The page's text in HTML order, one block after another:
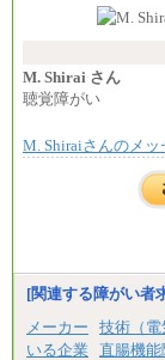
い
※
※
＜
月
※試
ま
M. Shirai さん
聴覚障がい
M. Shiraiさんのメッ
[関連する障がい者
メーカー
技術（
いる企業
直腸機能